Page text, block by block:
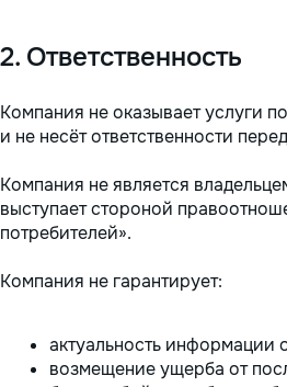
2. Ответственность
Компания не оказывает услуги
и не несёт ответственности
Компания не является
выступает стороной
потребителей».
Компания не гарантирует:
актуальность информации
возмещение ущерба от